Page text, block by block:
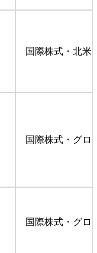
国際株式・北米
国際株式・グロ
国際株式・グロ